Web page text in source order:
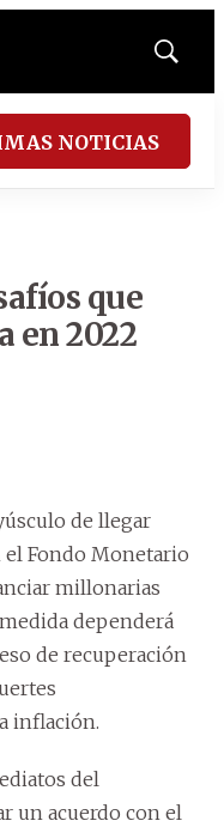
Mostrar
NOTICIAS
que
en 2022
de llegar
el Fondo Monetario
millonarias
dependerá
de recuperación
inflación.
del
un acuerdo con el